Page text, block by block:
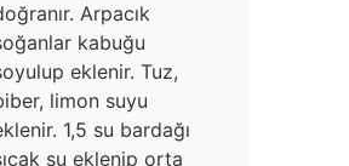
Arpacık
kabuğu
eklenir. Tuz,
limon suyu
1,5 su bardağı
su eklenip orta